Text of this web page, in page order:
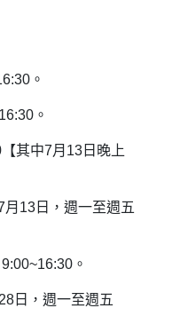
。
。
其中7月13日晚上
13日，週一至週五
。
日，週一至週五